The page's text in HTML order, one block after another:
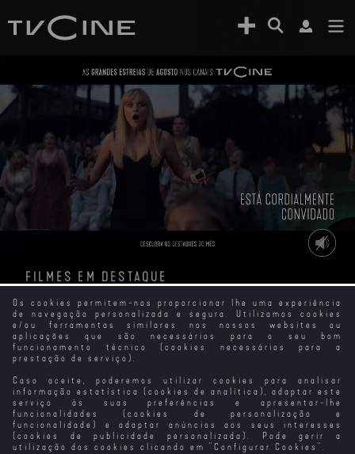
Os cookies permitem-nos proporcionar lhe uma experiência
de navegação personalizada e segura. Utilizamos cookies
e/ou ferramentas similares nos nossos websites ou
aplicações que são necessários para o seu bom
funcionamento técnico (cookies necessários para a
prestação de serviço).
Caso aceite, poderemos utilizar cookies para analisar
informação estatística (cookies de analítica), adaptar este
serviço às suas preferências e apresentar-lhe
funcionalidades (cookies de personalização e
funcionalidade) e adaptar anúncios aos seus interesses
(cookies de publicidade personalizada). Pode gerir a
utilização dos cookies clicando em " Configurar Cookies ".
FILMES EM DESTAQUE
SÉRIES EM DESTAQUE